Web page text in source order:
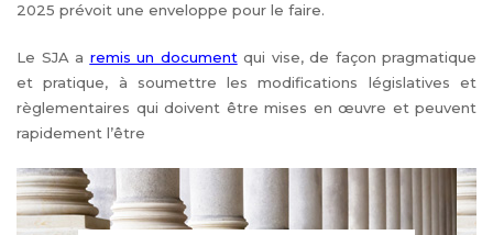
2025 prévoit une enveloppe pour le faire.
Le SJA a remis un document qui vise, de façon pragmatique
et pratique, à soumettre les modifications législatives et
règlementaires qui doivent être mises en œuvre et peuvent
rapidement l’être